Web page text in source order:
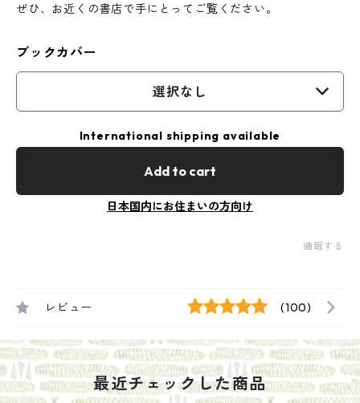
ぜひ、お近くの書店で手にとってご覧ください。
ブックカバー
選択なし
International shipping available
Add to cart
日本国内にお住まいの方向け
通報する
レビュー (100)
最近チェックした商品